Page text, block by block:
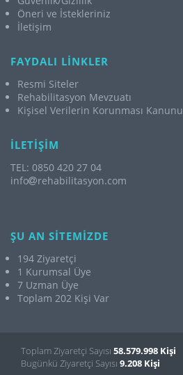
Öneri ve İstekleriniz
İletişim
FAYDALI LİNKLER
Resmi Siteler
Rehabilitasyon Mevzuatı
Kişisel Verilerin Korunması Kanunu
İLETİŞİM
TEL: 0850 420 27 04
info
rehabilitasyon.com
ŞU AN SİTEMİZDE
194 Ziyaretçi
1 Kurumsal Üye
7 Uzman Üye
Toplam 202 Kişi Var
Toplam Ziyaretçi Sayısı 58.579.998 Kişi
Bugünkü Ziyaretçi Sayısı 9.208 Kişi